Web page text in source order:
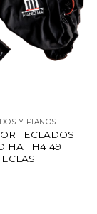
Y PIANOS
TECLADOS
HAT H4 49